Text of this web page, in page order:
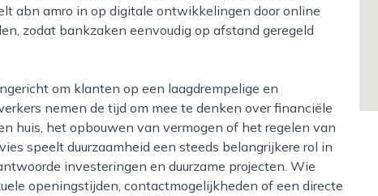
abn amro in op digitale ontwikkelingen door online
zodat bankzaken eenvoudig op afstand geregeld
nemen de tijd om mee te denken over financiële
huis, het opbouwen van vermogen of het regelen van
speelt duurzaamheid een steeds belangrijkere rol in
investeringen en duurzame projecten. Wie
openingstijden, contactmogelijkheden of een directe